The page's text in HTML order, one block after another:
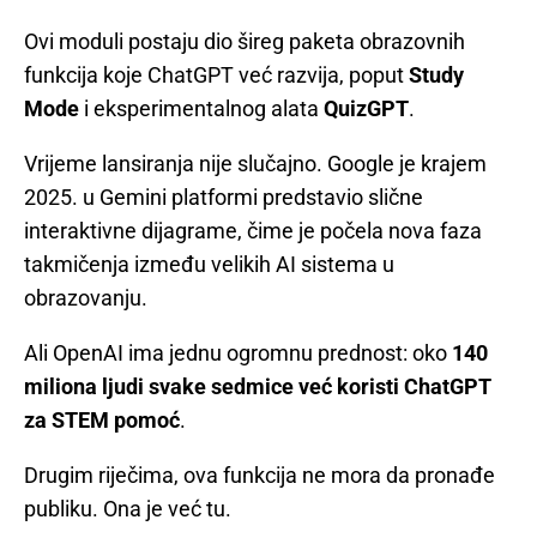
Ovi moduli postaju dio šireg paketa obrazovnih
funkcija koje ChatGPT već razvija, poputStudy
Mode i eksperimentalnog alata QuizGPT.
Vrijeme lansiranja nije slučajno. Google je krajem
2025. u Gemini platformi predstavio slične
interaktivne dijagrame, čime je počela nova faza
takmičenja između velikih AI sistema u
obrazovanju.
Ali OpenAI ima jednu ogromnu prednost: oko 140
miliona ljudi svake sedmice već koristi ChatGPT
za STEM pomoć.
Drugim riječima, ova funkcija ne mora da pronađe
publiku. Ona je već tu.